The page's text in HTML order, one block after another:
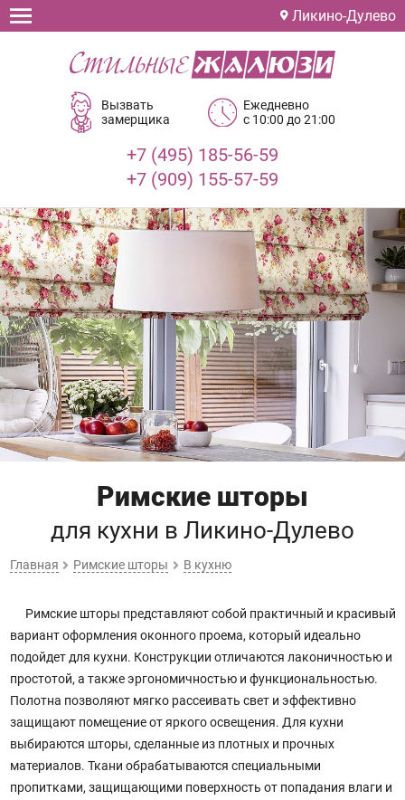
Ликино-Дулево
Вызвать
замерщика
Ежедневно
с 10:00 до 21:00
+7 (495) 185-56-59
+7 (909) 155-57-59
Римские шторы
для кухни в Ликино-Дулево
Главная Римские шторы В кухню
Римские шторы представляют собой практичный и красивый
вариант оформления оконного проема, который идеально
подойдет для кухни. Конструкции отличаются лаконичностью и
простотой, а также эргономичностью и функциональностью.
Полотна позволяют мягко рассеивать свет и эффективно
защищают помещение от яркого освещения. Для кухни
выбираются шторы, сделанные из плотных и прочных
материалов. Ткани обрабатываются специальными
пропитками, защищающими поверхность от попадания влаги и